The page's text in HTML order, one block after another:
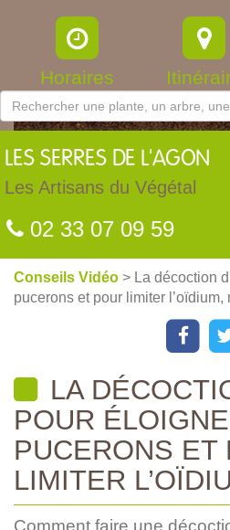
Horaires
LES SERRES DE L'AGON
Les Artisans du Végétal
02 33 07 09 59
Conseils Vidéo > La décoction
pucerons et pour limiter l’oïdium,
LA
POUR
PUCERONS ET
LIMITER
Comment faire une